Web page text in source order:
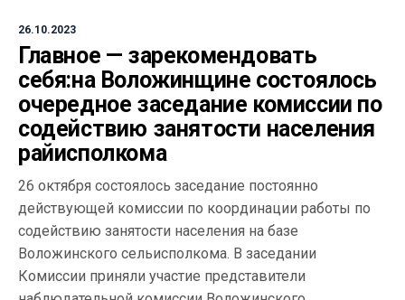
26.10.2023
Главное — зарекомендовать
себя:на Воложинщине состоялось
очередное заседание комиссии по
содействию занятости населения
райисполкома
26 октября состоялось заседание постоянно
действующей комиссии по координации работы по
содействию занятости населения на базе
Воложинского сельисполкома. В заседании
Комиссии приняли участие представители